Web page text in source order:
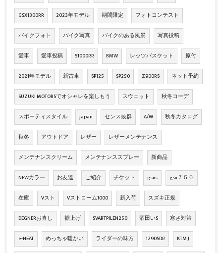
GSX1300RR 2023年モデル 期間限定 フォトコンテスト
バイクフォト バイク写真 バイクのある風景 写真投稿
愛車 愛車投稿 S1000RR BMW レッツバスケット 原付
2021年モデル 新古車 SP125 SP250 Z900RS ネット予約
SUZUKI MOTORSでオシャレを楽しもう スウェット 秋冬コーデ
スポーティスタイル japan センス抜群 A/W 秋冬カタログ
秋冬 アウトドア レザー レザーメンテナンス
メンテナンスクリーム メンテナンススプレー 新商品
NEWカラー お友達 ご紹介 チケット gsxs gsx７５０
在庫 Vスト Vストローム1000 新入荷 スズキ正規
DEGNERお直し 裾上げ SVARTPILEN250 酒田いS 寒さ対策
e-HEAT めっちゃ暖かい ライダーの味方 1290SDR KTM J